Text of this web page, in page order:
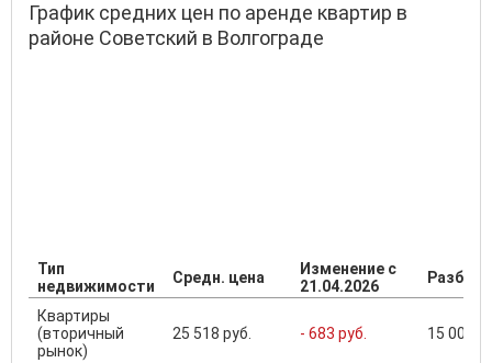
График средних цен по аренде квартир в
районе Советский в Волгограде
Тип
недвижимости
Средн. цена
Изменение с
21.04.2026
Квартиры
(вторичный
рынок)
25 518 руб. - 683 руб. 15 000